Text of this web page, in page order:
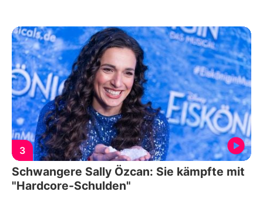
3
Schwangere Sally Özcan: Sie kämpfte mit
"Hardcore-Schulden"